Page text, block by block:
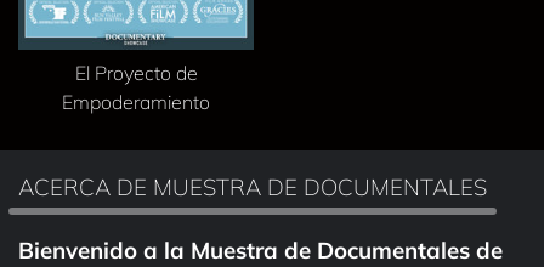
El Proyecto de
Empoderamiento
ACERCA DE MUESTRA DE DOCUMENTALES
Bienvenido a la Muestra de Documentales de